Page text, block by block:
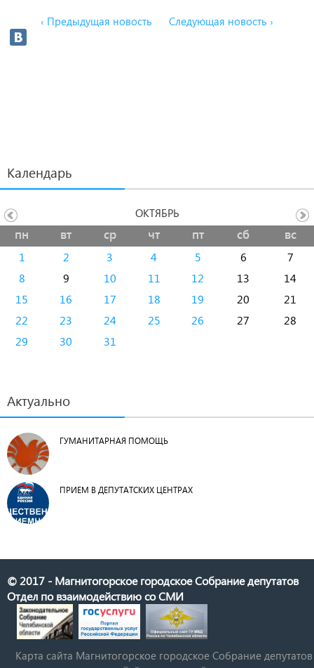
‹ Предыдущая новость Следующая новость ›
Календарь
пн вт ср чт пт сб вс
1 2 3 4 5 6
7
8
9 10 11 12 13
14
15
16 17 18 19 20
21
22
23 24 25 26 27
28
29
30 31
ОКТЯБРЬ
Актуально
ГУМАНИТАРНАЯ ПОМОЩЬ
ПРИЕМ В ДЕПУТАТСКИХ ЦЕНТРАХ
© 2017 - Магнитогорское городское Собрание депутатов
Отдел по взаимодействию со СМИ
Карта сайта Магнитогорское городское Cобрание депутатов